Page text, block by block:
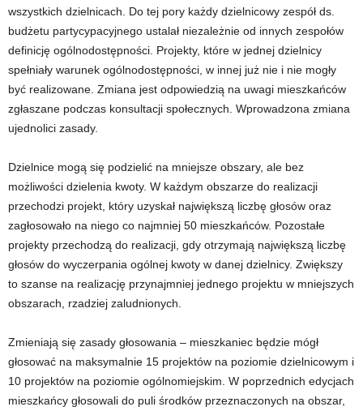
wszystkich dzielnicach. Do tej pory każdy dzielnicowy zespół ds.
budżetu partycypacyjnego ustalał niezależnie od innych zespołów
definicję ogólnodostępności. Projekty, które w jednej dzielnicy
spełniały warunek ogólnodostępności, w innej już nie i nie mogły
być realizowane. Zmiana jest odpowiedzią na uwagi mieszkańców
zgłaszane podczas konsultacji społecznych. Wprowadzona zmiana
ujednolici zasady.
Dzielnice mogą się podzielić na mniejsze obszary, ale bez
możliwości dzielenia kwoty. W każdym obszarze do realizacji
przechodzi projekt, który uzyskał największą liczbę głosów oraz
zagłosowało na niego co najmniej 50 mieszkańców. Pozostałe
projekty przechodzą do realizacji, gdy otrzymają największą liczbę
głosów do wyczerpania ogólnej kwoty w danej dzielnicy. Zwiększy
to szanse na realizację przynajmniej jednego projektu w mniejszych
obszarach, rzadziej zaludnionych.
Zmieniają się zasady głosowania – mieszkaniec będzie mógł
głosować na maksymalnie 15 projektów na poziomie dzielnicowym i
10 projektów na poziomie ogólnomiejskim. W poprzednich edycjach
mieszkańcy głosowali do puli środków przeznaczonych na obszar,